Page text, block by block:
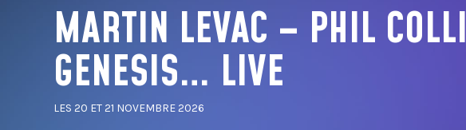
NOS LIEUX DE DIFFUSION
CENTRE VIDÉOTRON
THÉÂTRE CAPITOLE
CABARET DU CASINO DE MONTRÉAL
THÉÂTRE DU CASINO DU LAC-LEAMY
MARTIN LEVAC – PHIL
GENESIS… LIVE
LES 20 ET 21 NOVEMBRE 2026